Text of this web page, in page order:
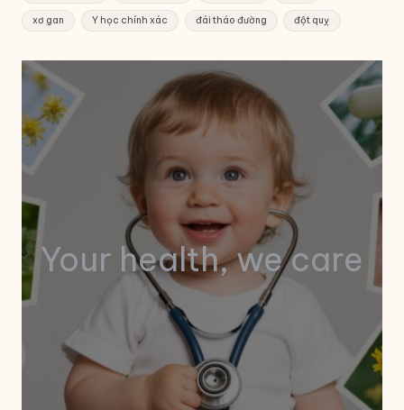
xơ gan Y học chính xác đái tháo đường đột quỵ
Your health, we care